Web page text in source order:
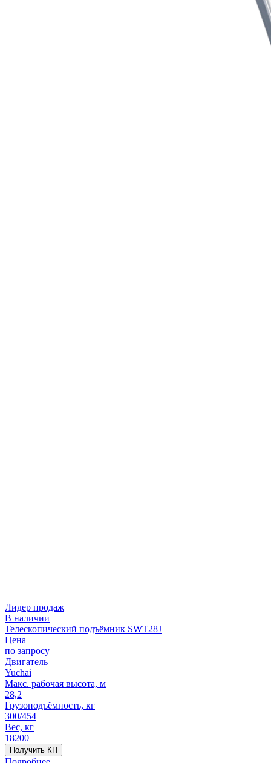
Лидер продаж
В наличии
Телескопический подъёмник SWT28J
Цена
по запросу
Двигатель
Yuchai
Макс. рабочая высота, м
28,2
Грузоподъёмность, кг
300/454
Вес, кг
18200
Получить КП